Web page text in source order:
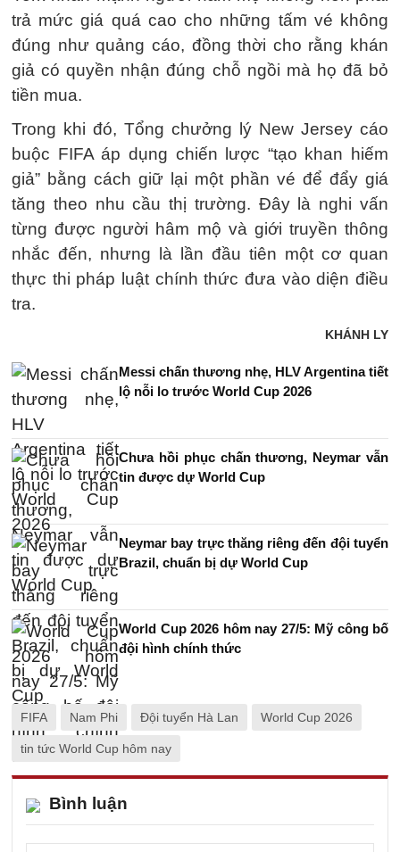
trả mức giá quá cao cho những tấm vé không
đúng như quảng cáo, đồng thời cho rằng khán
giả có quyền nhận đúng chỗ ngồi mà họ đã bỏ
tiền mua.
Trong khi đó, Tổng chưởng lý New Jersey cáo
buộc FIFA áp dụng chiến lược “tạo khan hiếm
giả” bằng cách giữ lại một phần vé để đẩy giá
tăng theo nhu cầu thị trường. Đây là nghi vấn
từng được người hâm mộ và giới truyền thông
nhắc đến, nhưng là lần đầu tiên một cơ quan
thực thi pháp luật chính thức đưa vào diện điều
tra.
KHÁNH LY
Messi chấn thương nhẹ, HLV Argentina tiết
lộ nỗi lo trước World Cup 2026
Chưa hồi phục chấn thương, Neymar vẫn
tin được dự World Cup
Neymar bay trực thăng riêng đến đội tuyển
Brazil, chuẩn bị dự World Cup
World Cup 2026 hôm nay 27/5: Mỹ công bố
đội hình chính thức
FIFA Nam Phi Đội tuyển Hà Lan World Cup 2026
tin tức World Cup hôm nay
Bình luận